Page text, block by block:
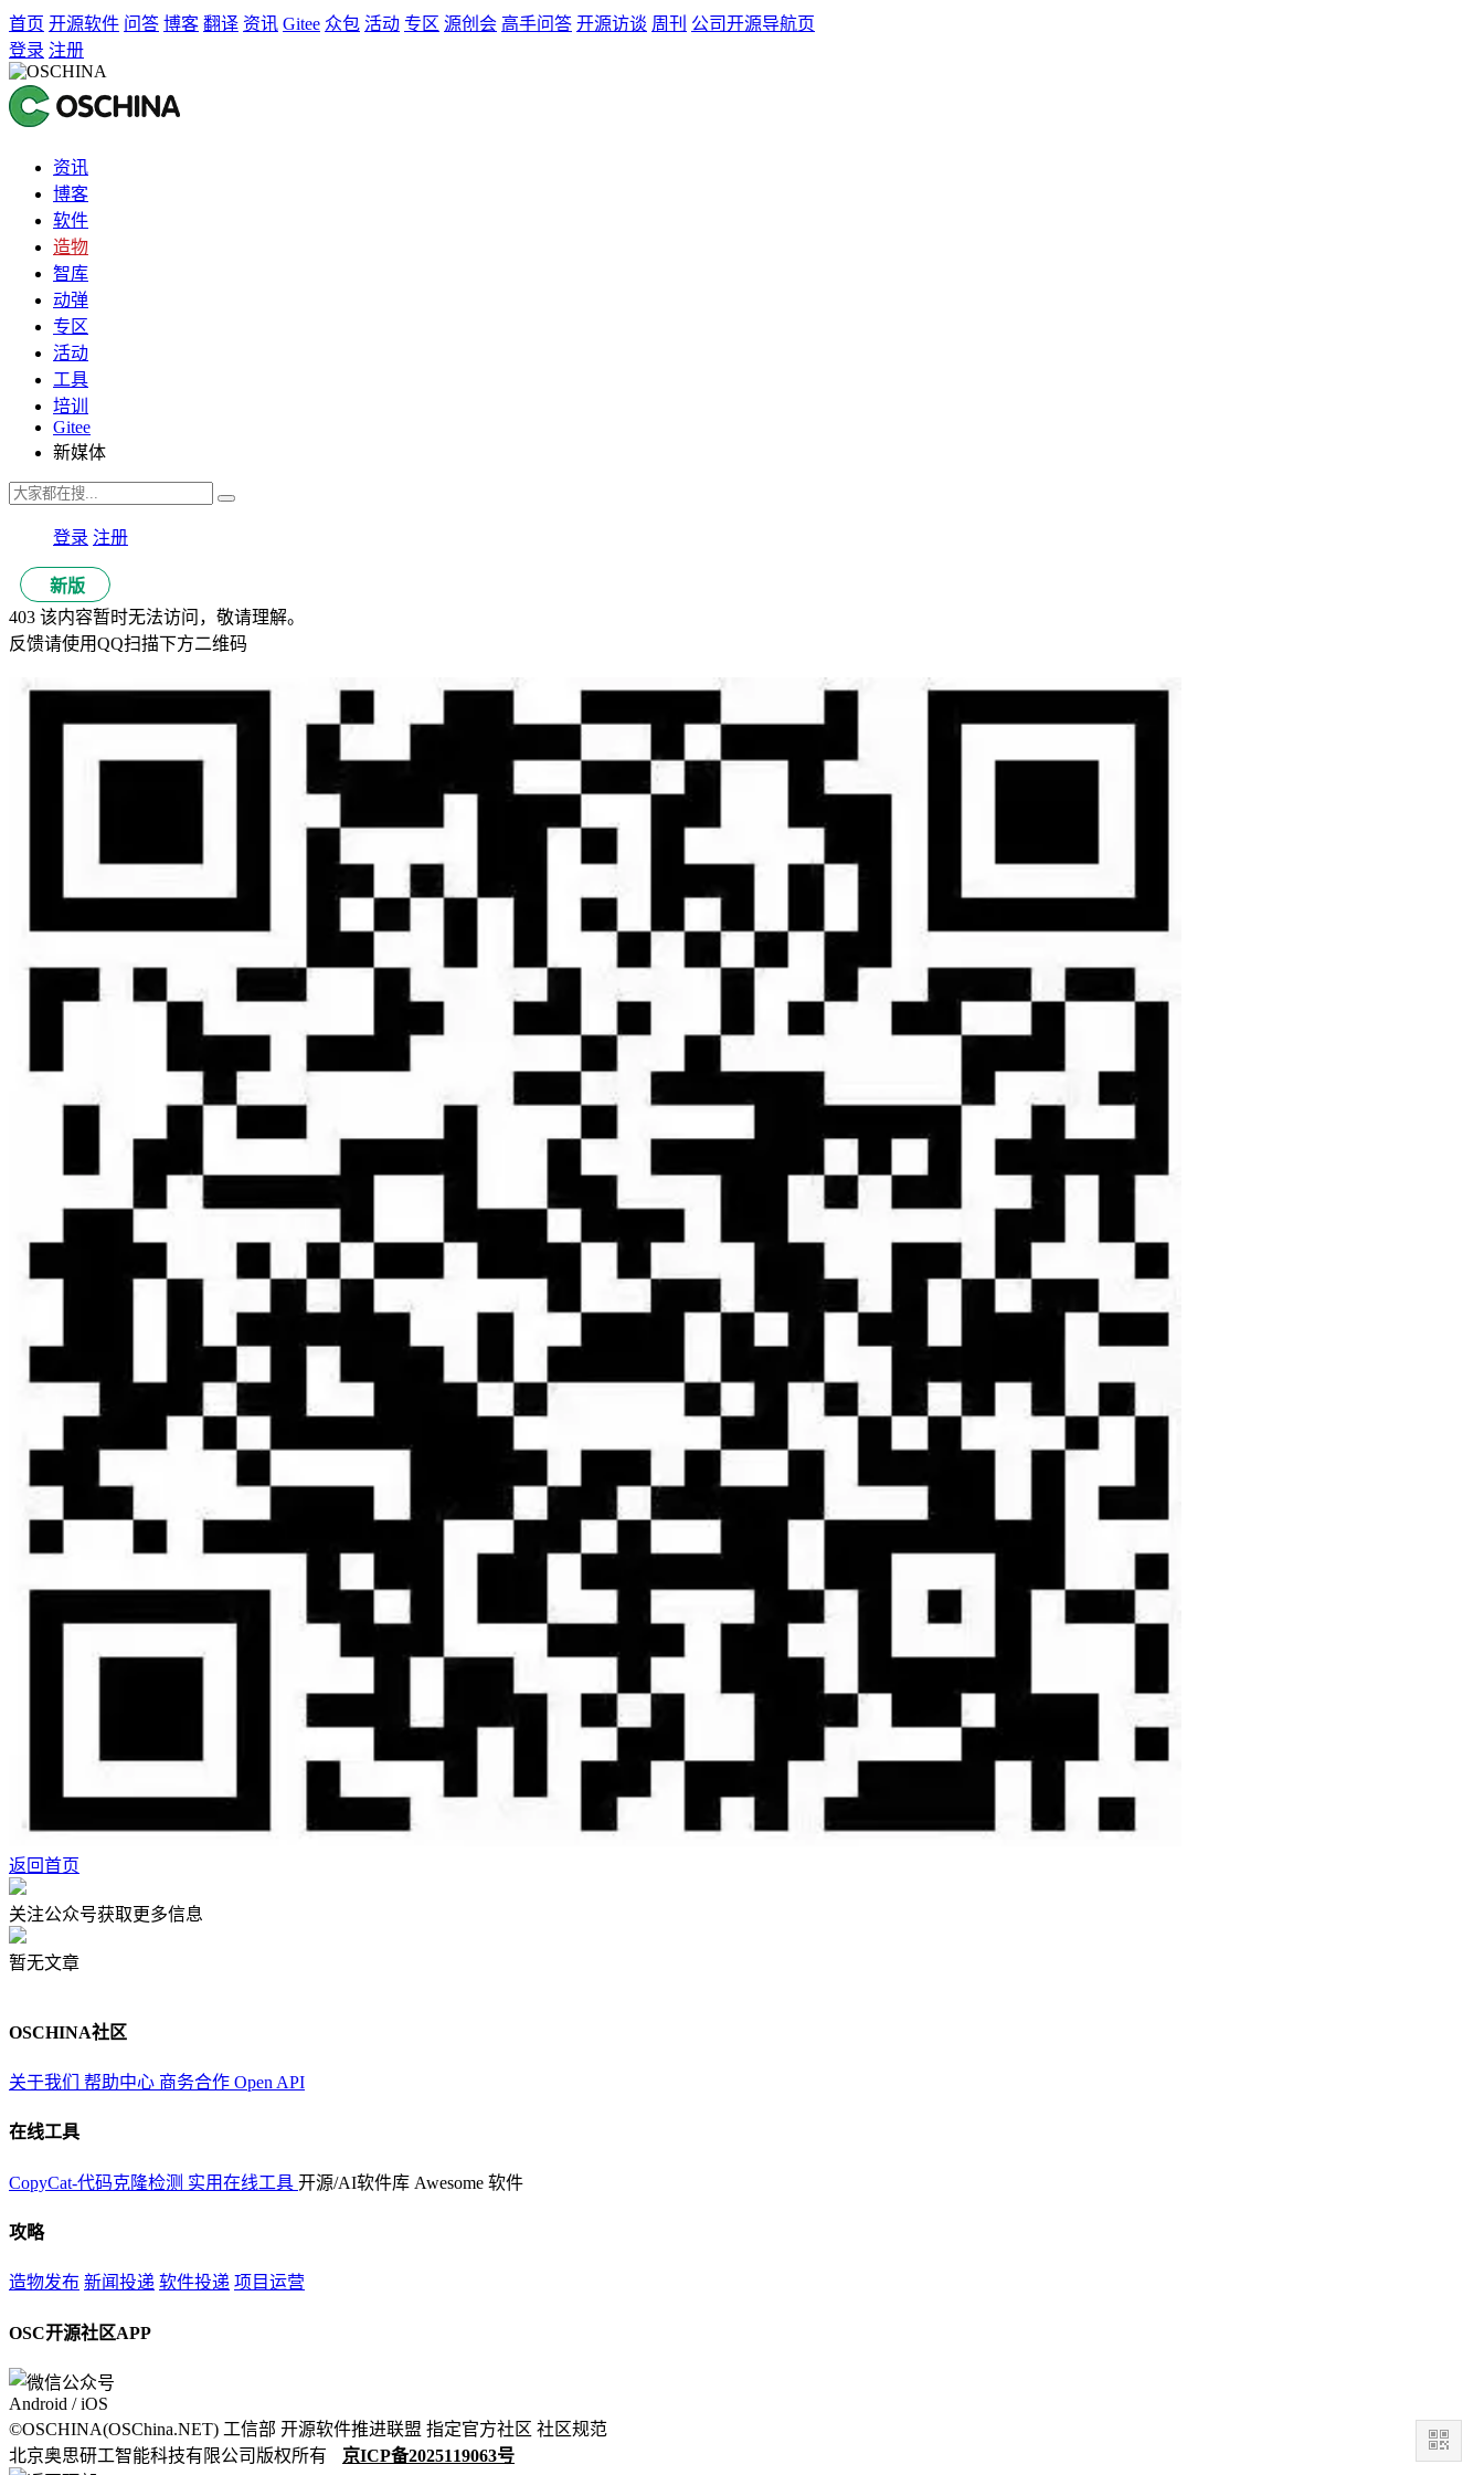
首页 开源软件 问答 博客 翻译 资讯 Gitee 众包 活动 专区 源创会 高手问答 开源访谈 周刊 公司开源导航页
登录 注册
资讯
博客
软件
造物
智库
动弹
专区
活动
工具
培训
Gitee
新媒体
登录 注册
新版
403 该内容暂时无法访问，敬请理解。
反馈请使用QQ扫描下方二维码
返回首页
关注公众号获取更多信息
暂无文章
OSCHINA社区
关于我们 帮助中心 商务合作 Open API
在线工具
CopyCat-代码克隆检测 实用在线工具 开源/AI软件库 Awesome 软件
攻略
造物发布 新闻投递 软件投递 项目运营
OSC开源社区APP
Android / iOS
©OSCHINA(OSChina.NET) 工信部 开源软件推进联盟 指定官方社区 社区规范
北京奥思研工智能科技有限公司版权所有
京ICP备2025119063号